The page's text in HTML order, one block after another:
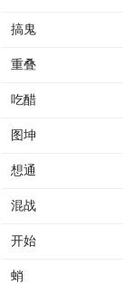
搞鬼
重叠
吃醋
图坤
想通
混战
开始
蛸